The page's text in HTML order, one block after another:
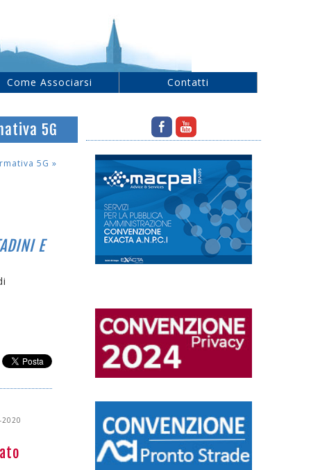
Come Associarsi Contatti
5G
5G »
E